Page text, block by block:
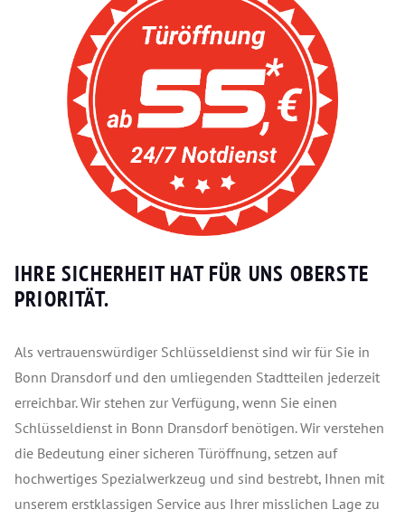
IHRE SICHERHEIT HAT FÜR UNS OBERSTE
PRIORITÄT.
Als vertrauenswürdiger Schlüsseldienst sind wir für Sie in
Bonn Dransdorf und den umliegenden Stadtteilen jederzeit
erreichbar. Wir stehen zur Verfügung, wenn Sie einen
Schlüsseldienst in Bonn Dransdorf benötigen. Wir verstehen
die Bedeutung einer sicheren Türöffnung, setzen auf
hochwertiges Spezialwerkzeug und sind bestrebt, Ihnen mit
unserem erstklassigen Service aus Ihrer misslichen Lage zu